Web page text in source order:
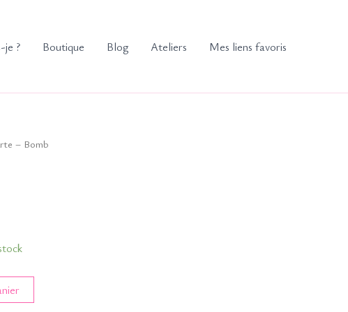
je ? Boutique Blog Ateliers Mes liens favoris
– Bomb